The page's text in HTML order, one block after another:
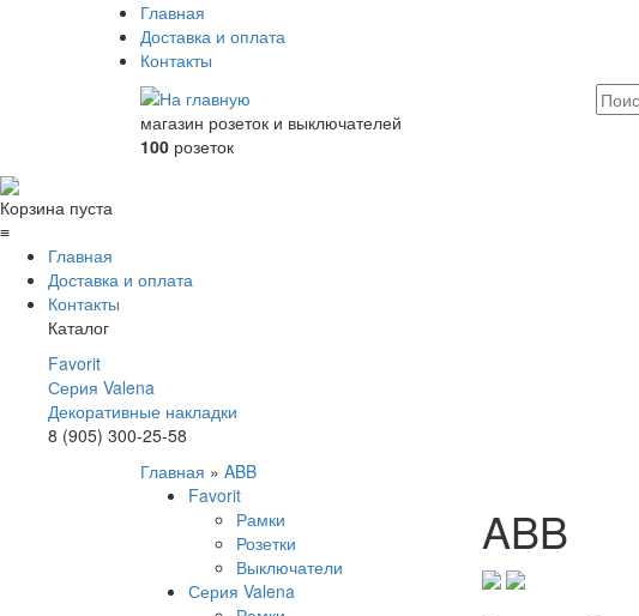
Главная
Доставка и оплата
Контакты
магазин розеток и выключателей
100 розеток
Корзина пуста
≡
Главная
Доставка и оплата
Контакты
Каталог
Favorit
Серия Valena
Декоративные накладки
8 (905) 300-25-58
Главная » ABB
Favorit
Рамки
Розетки
Выключатели
Серия Valena
ABB